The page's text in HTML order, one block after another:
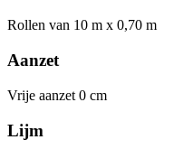
Rollen van 10 m x 0,70 m
Aanzet
Vrije aanzet 0 cm
Lijm